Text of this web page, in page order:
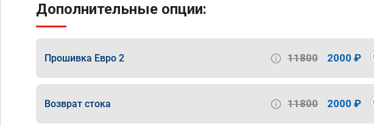
Дополнительные опции:
Прошивка Евро 2 11800 2000 ₽
Возврат стока 11800 2000 ₽